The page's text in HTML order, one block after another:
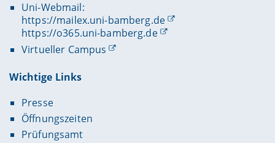
Uni-Webmail:
https://mailex.uni-bamberg.de
https://o365.uni-bamberg.de
Virtueller Campus
Wichtige Links
Presse
Öffnungszeiten
Prüfungsamt